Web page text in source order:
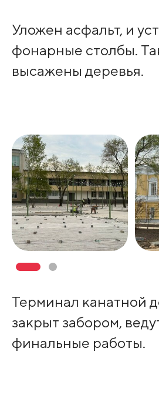
Уложен асфальт, и
фонарные столбы.
высажены деревья.
Терминал канатной
закрыт забором,
финальные работы.